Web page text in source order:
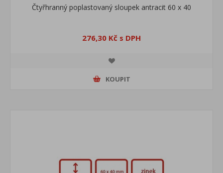
Čtyřhranný poplastovaný sloupek antracit 60 x 40
276,30 Kč s DPH
KOUPIT